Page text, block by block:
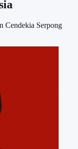
Cendekia Serpong